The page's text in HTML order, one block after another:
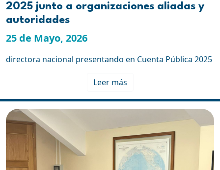
2025 junto a organizaciones aliadas y
autoridades
25 de Mayo, 2026
directora nacional presentando en Cuenta Pública 2025
Leer más